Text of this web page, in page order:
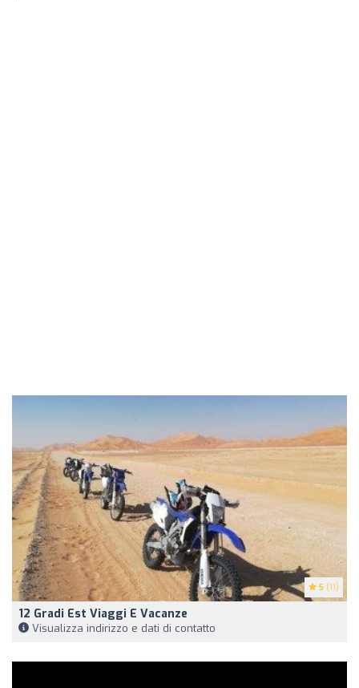
5 (11)
12 Gradi Est Viaggi E Vacanze
Visualizza indirizzo e dati di contatto